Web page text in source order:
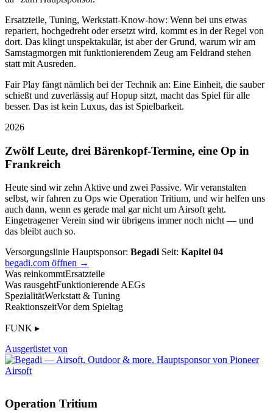
Ersatzteile, Tuning, Werkstatt-Know-how: Wenn bei uns etwas
repariert, hochgedreht oder ersetzt wird, kommt es in der Regel von
dort. Das klingt unspektakulär, ist aber der Grund, warum wir am
Samstagmorgen mit funktionierendem Zeug am Feldrand stehen
statt mit Ausreden.
Fair Play fängt nämlich bei der Technik an: Eine Einheit, die sauber
schießt und zuverlässig auf Hopup sitzt, macht das Spiel für alle
besser. Das ist kein Luxus, das ist Spielbarkeit.
2026
Zwölf Leute, drei Bärenkopf-Termine, eine Op in
Frankreich
Heute sind wir zehn Aktive und zwei Passive. Wir veranstalten
selbst, wir fahren zu Ops wie Operation Tritium, und wir helfen uns
auch dann, wenn es gerade mal gar nicht um Airsoft geht.
Eingetragener Verein sind wir übrigens immer noch nicht — und
das bleibt auch so.
Versorgungslinie Hauptsponsor: Begadi Seit: Kapitel 04
begadi.com öffnen →
Was reinkommtErsatzteile
Was rausgehtFunktionierende AEGs
SpezialitätWerkstatt & Tuning
ReaktionszeitVor dem Spieltag
FUNK ▸
Ausgerüstet von
Operation Tritium